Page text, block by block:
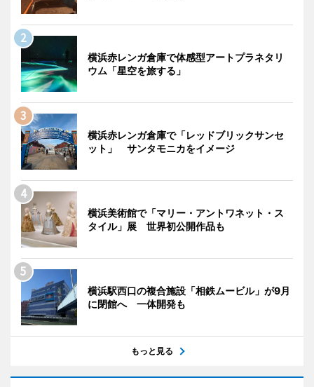
横浜赤レンガ倉庫で体感型アートプラネタリ
ウム「星空を旅する」
横浜赤レンガ倉庫で「レッドブリックサンセ
ット」 サンタモニカをイメージ
横浜美術館で「マリー・アントワネット・ス
タイル」展 世界初公開作品も
横浜駅西口の複合施設「相鉄ムービル」が9月
に閉館へ 一体開発も
もっと見る